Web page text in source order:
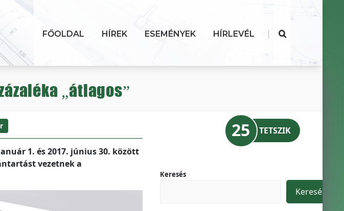
FŐOLDAL HÍREK ESEMÉNYEK HÍRLEVÉL |
„átlagos”
1. és 2017. június 30. között
vezetnek a
25 TETSZIK
Keresés
Keresés